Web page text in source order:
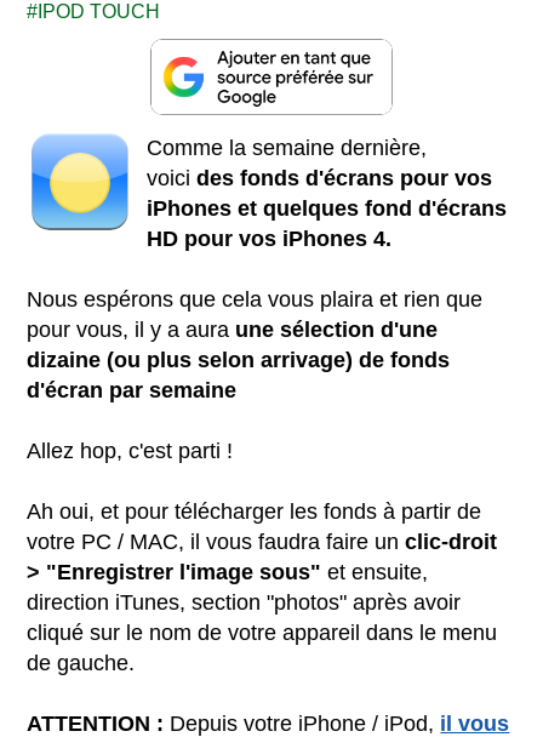
IPOD TOUCH
Comme la semaine dernière,
voicides fonds d'écrans pour vos
iPhones etquelques fond d'écrans
HD pour vos iPhones 4.
Nous espérons que cela vous plaira et rien que
pour vous, il y a aura une sélection d'une
dizaine (ou plus selon arrivage) de fonds
d'écran par semaine
Allez hop, c'est parti !
Ah oui, et pour télécharger les fonds à partir de
votre PC / MAC, il vous faudra faire unclic-droit
> "Enregistrer l'image sous" et ensuite,
direction iTunes, section "photos" après avoir
cliqué sur le nom de votre appareil dans le menu
de gauche.
ATTENTION : Depuis votre iPhone / iPod, il vous